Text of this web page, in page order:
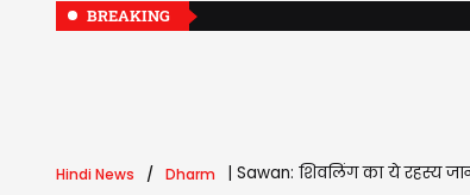
BREAKING
Hindi News Dharm Sawan: शिवलिंग का ये रहस्य